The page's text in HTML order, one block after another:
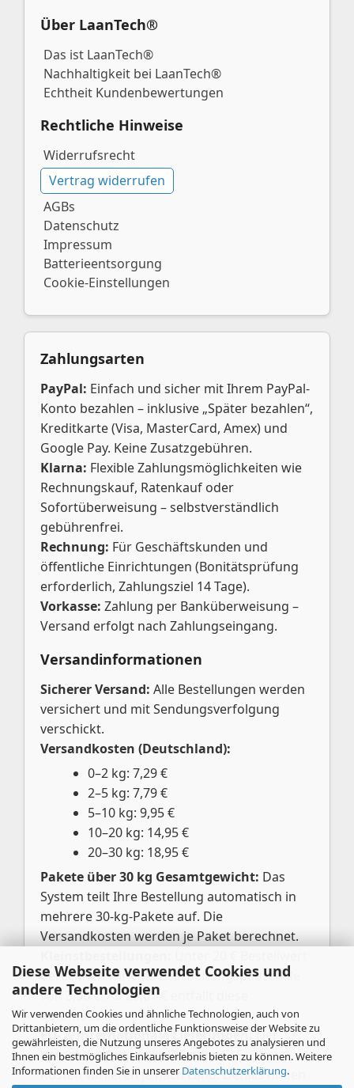
Diese Webseite verwendet Cookies und
andere Technologien
Wir verwenden Cookies und ähnliche Technologien, auch von
Drittanbietern, um die ordentliche Funktionsweise der Website zu
gewährleisten, die Nutzung unseres Angebotes zu analysieren und
Ihnen ein bestmögliches Einkaufserlebnis bieten zu können. Weitere
Informationen finden Sie in unserer Datenschutzerklärung.
Über LaanTech®
Das ist LaanTech®
Nachhaltigkeit bei LaanTech®
Echtheit Kundenbewertungen
Rechtliche Hinweise
Widerrufsrecht
Vertrag widerrufen
AGBs
Datenschutz
Impressum
Batterieentsorgung
Cookie-Einstellungen
Zahlungsarten
PayPal: Einfach und sicher mit Ihrem PayPal-
Konto bezahlen – inklusive „Später bezahlen“,
Kreditkarte (Visa, MasterCard, Amex) und
Google Pay. Keine Zusatzgebühren.
Klarna: Flexible Zahlungsmöglichkeiten wie
Rechnungskauf, Ratenkauf oder
Sofortüberweisung – selbstverständlich
gebührenfrei.
Rechnung: Für Geschäftskunden und
öffentliche Einrichtungen (Bonitätsprüfung
erforderlich, Zahlungsziel 14 Tage).
Vorkasse: Zahlung per Banküberweisung –
Versand erfolgt nach Zahlungseingang.
Versandinformationen
Sicherer Versand: Alle Bestellungen werden
versichert und mit Sendungsverfolgung
verschickt.
Versandkosten (Deutschland):
0–2 kg: 7,29 €
2–5 kg: 7,79 €
5–10 kg: 9,95 €
10–20 kg: 14,95 €
20–30 kg: 18,95 €
Pakete über 30 kg Gesamtgewicht: Das
System teilt Ihre Bestellung automatisch in
mehrere 30-kg-Pakete auf. Die
Versandkosten werden je Paket berechnet.
berechnen wir eine Bearbeitungspauschale
von 3,00 €. Ab 20,01 € entfällt diese
automatisch.
EU- & internationale Lieferungen:Der
Versand erfolgt per UPS oder GLS. Die
Kosten variieren je nach Land. Details finden